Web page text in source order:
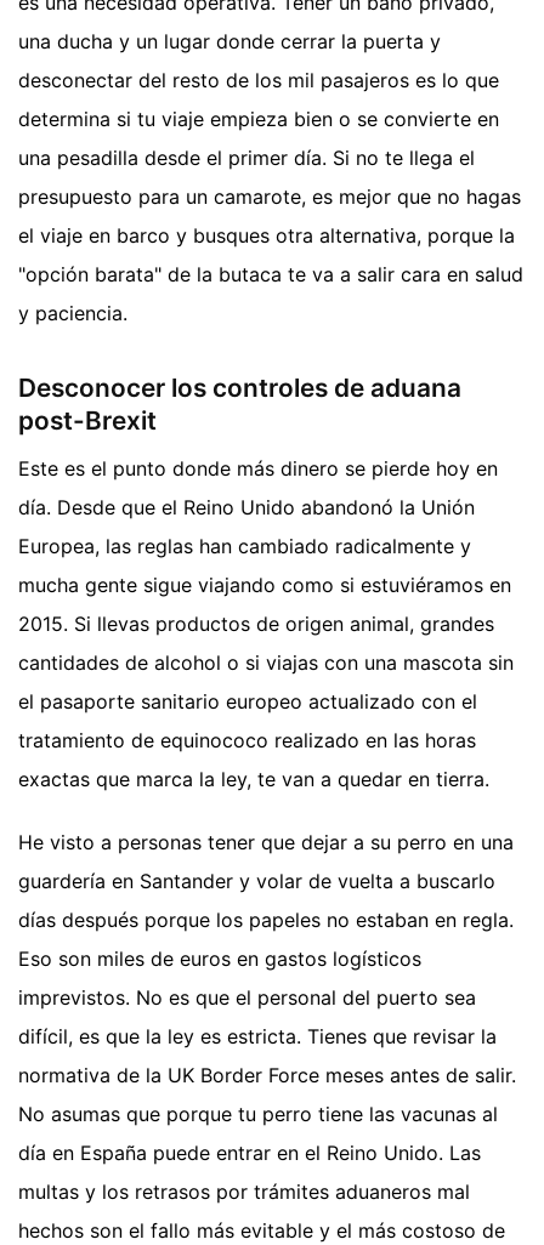
una ducha y un lugar donde cerrar la puerta y
desconectar del resto de los mil pasajeros es lo que
determina si tu viaje empieza bien o se convierte en
una pesadilla desde el primer día. Si no te llega el
presupuesto para un camarote, es mejor que no hagas
el viaje en barco y busques otra alternativa, porque la
"opción barata" de la butaca te va a salir cara en salud
y paciencia.
Desconocer los controles de aduana
post-Brexit
Este es el punto donde más dinero se pierde hoy en
día. Desde que el Reino Unido abandonó la Unión
Europea, las reglas han cambiado radicalmente y
mucha gente sigue viajando como si estuviéramos en
2015. Si llevas productos de origen animal, grandes
cantidades de alcohol o si viajas con una mascota sin
el pasaporte sanitario europeo actualizado con el
tratamiento de equinococo realizado en las horas
exactas que marca la ley, te van a quedar en tierra.
He visto a personas tener que dejar a su perro en una
guardería en Santander y volar de vuelta a buscarlo
días después porque los papeles no estaban en regla.
Eso son miles de euros en gastos logísticos
imprevistos. No es que el personal del puerto sea
difícil, es que la ley es estricta. Tienes que revisar la
normativa de la UK Border Force meses antes de salir.
No asumas que porque tu perro tiene las vacunas al
día en España puede entrar en el Reino Unido. Las
multas y los retrasos por trámites aduaneros mal
hechos son el fallo más evitable y el más costoso de